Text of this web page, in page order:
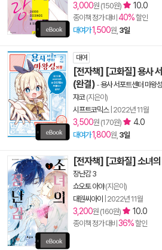
3,000원 (150원) 10.0
종이책 정가 대비 40%할인
대여가1,500원, 3일
대여
[전자책] [고화질] 용사
(완결) -용사 서포트센터 마왕
쟈코(지은이)
시프트코믹스| 2022년 11월
3,500원 (170원) 4.0
대여가1,800원, 3일
[전자책] [고화질] 소녀
장난감 3
쇼오토 아야(지은이)
대원씨아이
2022년 11월
3,200원 (160원) 10.0
종이책 정가 대비 36%할인